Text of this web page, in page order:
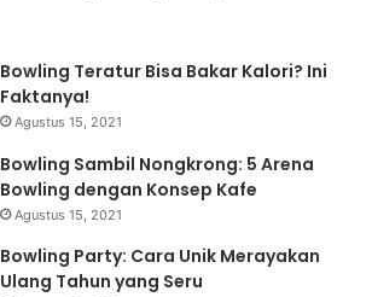
Bowling Teratur Bisa Bakar Kalori? Ini
Faktanya!
Agustus 15, 2021
Bowling Sambil Nongkrong: 5 Arena
Bowling dengan Konsep Kafe
Agustus 15, 2021
Bowling Party: Cara Unik Merayakan
Ulang Tahun yang Seru